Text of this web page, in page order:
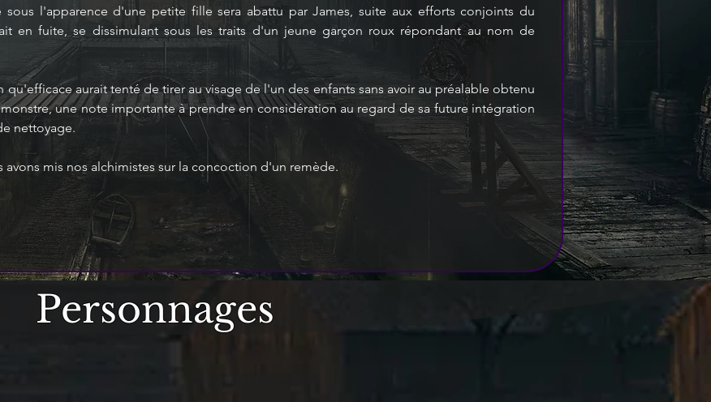
sous l'apparence d'une petite fille sera abattu par James, suite aux efforts conjoints du
en fuite, se dissimulant sous les traits d'un jeune garçon roux répondant au nom de
qu'efficace aurait tenté de tirer au visage de l'un des enfants sans avoir au préalable obtenu
une note importante à prendre en considération au regard de sa future intégration
nettoyage.
avons mis nos alchimistes sur la concoction d'un remède.
Personnages